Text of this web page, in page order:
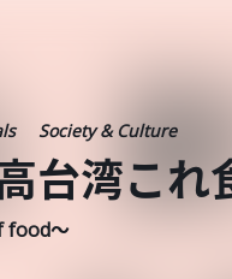
Society & Culture
台湾これ
food～